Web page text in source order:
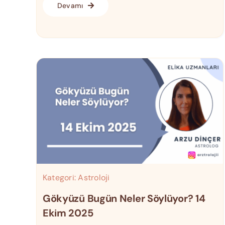
Devamı
Kategori:Astroloji
Gökyüzü Bugün Neler Söylüyor? 14
Ekim 2025